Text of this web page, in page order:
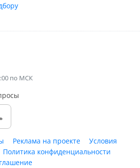
по МСК
Реклама на проекте
Условия
Политика конфиденциальности